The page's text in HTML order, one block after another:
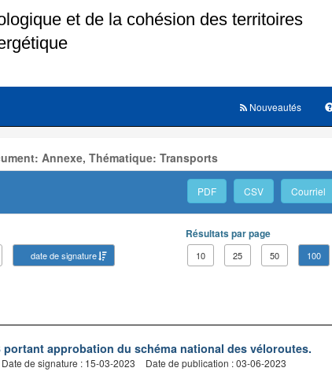
Nouveautés
Annexe, Thématique: Transports
PDF CSV Courriel
date de signature
Résultats par page
10 25 50 100
portant approbation du schéma national des véloroutes.
Date de signature : 15-03-2023 Date de publication : 03-06-2023